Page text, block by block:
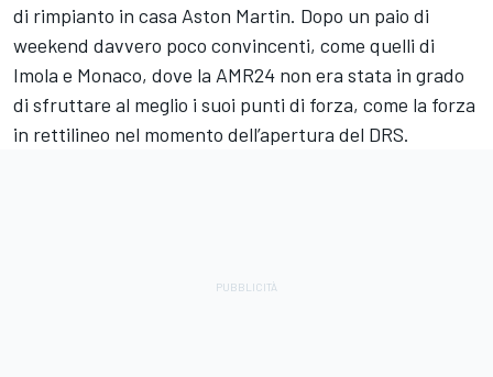
di rimpianto in casa Aston Martin. Dopo un paio di
weekend davvero poco convincenti, come quelli di
Imola e Monaco, dove la AMR24 non era stata in grado
di sfruttare al meglio i suoi punti di forza, come la forza
in rettilineo nel momento dell’apertura del DRS.